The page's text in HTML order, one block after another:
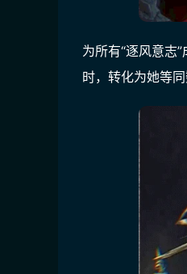
为所有“逐风意志
时，转化为她等